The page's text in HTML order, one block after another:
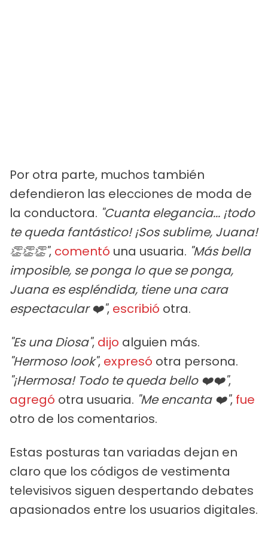
Por otra parte, muchos también
defendieron las elecciones de moda de
la conductora. "Cuanta elegancia... ¡todo
te queda fantástico! ¡Sos sublime, Juana!
👏👏👏", comentó una usuaria. "Más bella
imposible, se ponga lo que se ponga,
Juana es espléndida, tiene una cara
espectacular ❤️", escribió otra.
"Es una Diosa", dijo alguien más.
"Hermoso look", expresó otra persona.
"¡Hermosa! Todo te queda bello ❤️❤️",
agregó otra usuaria. "Me encanta ❤️", fue
otro de los comentarios.
Estas posturas tan variadas dejan en
claro que los códigos de vestimenta
televisivos siguen despertando debates
apasionados entre los usuarios digitales.